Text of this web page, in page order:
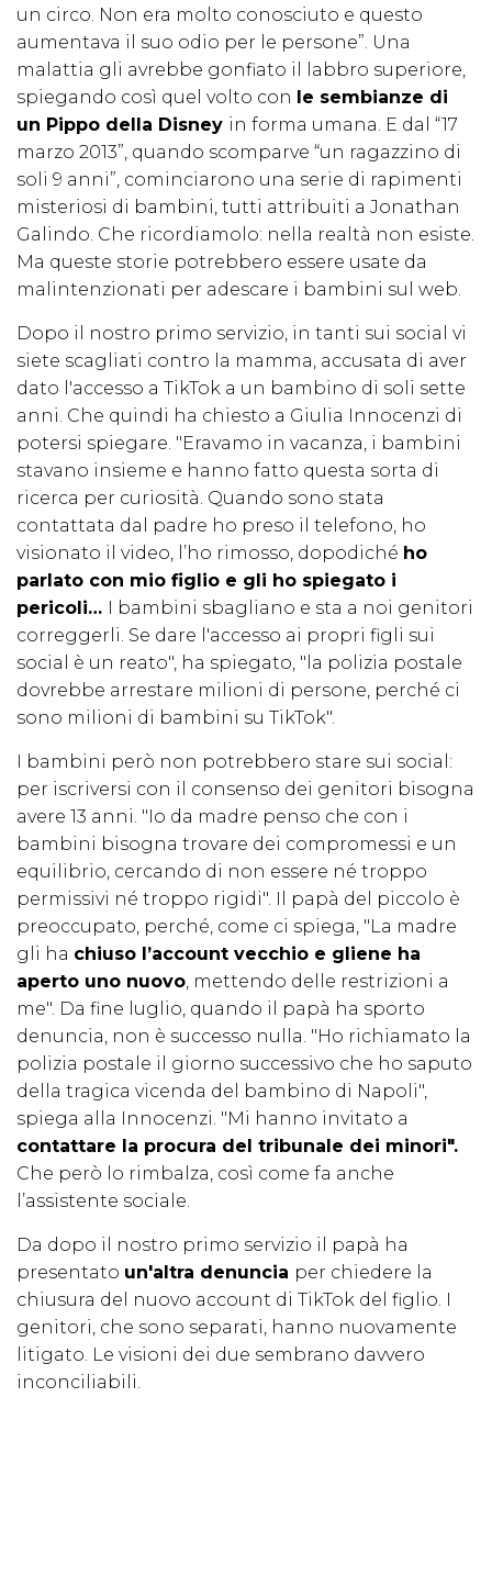
un circo. Non era molto conosciuto e questo
aumentava il suo odio per le persone”. Una
malattia gli avrebbe gonfiato il labbro superiore,
spiegando così quel volto con
le sembianze di
un Pippo della Disney in forma umana. E dal “17
marzo 2013”, quando scomparve “un ragazzino di
soli 9 anni”, cominciarono una serie di rapimenti
misteriosi di bambini, tutti attribuiti a Jonathan
Galindo. Che ricordiamolo: nella realtà non esiste.
Ma queste storie potrebbero essere usate da
malintenzionati per adescare i bambini sul web.
Dopo il nostro primo servizio, in tanti sui social vi
siete scagliati contro la mamma, accusata di aver
dato l'accesso a TikTok a un bambino di soli sette
anni. Che quindi ha chiesto a Giulia Innocenzi di
potersi spiegare. "Eravamo in vacanza, i bambini
stavano insieme e hanno fatto questa sorta di
ricerca per curiosità. Quando sono stata
contattata dal padre ho preso il telefono, ho
visionato il video, l’ho rimosso, dopodiché ho
parlato con mio figlio e gli ho spiegato i
pericoli…
I bambini sbagliano e sta a noi genitori
correggerli. Se dare l'accesso ai propri figli sui
social è un reato", ha spiegato, "la polizia postale
dovrebbe arrestare milioni di persone, perché ci
sono milioni di bambini su TikTok".
I bambini però non potrebbero stare sui social:
per iscriversi con il consenso dei genitori bisogna
avere 13 anni. "Io da madre penso che con i
bambini bisogna trovare dei compromessi e un
equilibrio, cercando di non essere né troppo
permissivi né troppo rigidi". Il papà del piccolo è
preoccupato, perché, come ci spiega, "La madre
gli ha chiuso l’account vecchio e gliene ha
aperto uno nuovo, mettendo delle restrizioni a
me". Da fine luglio, quando il papà ha sporto
denuncia, non è successo nulla. "Ho richiamato la
polizia postale il giorno successivo che ho saputo
della tragica vicenda del bambino di Napoli",
spiega alla Innocenzi. "Mi hanno invitato a
contattare la procura del tribunale dei minori".
Che però lo rimbalza, così come fa anche
l’assistente sociale.
Da dopo il nostro primo servizio il papà ha
presentato un'altra denuncia per chiedere la
chiusura del nuovo account di TikTok del figlio. I
genitori, che sono separati, hanno nuovamente
litigato. Le visioni dei due sembrano davvero
inconciliabili.